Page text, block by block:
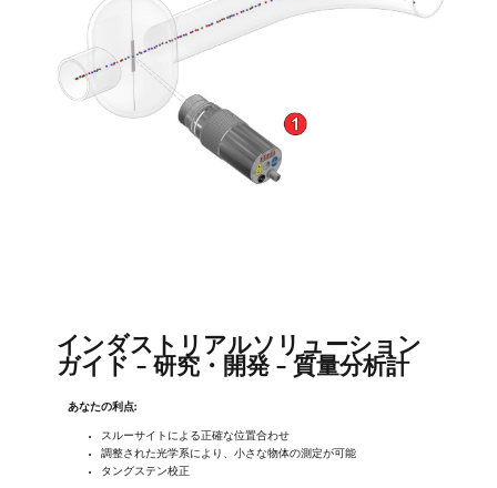
インダストリアルソリューション
ガイド - 研究・開発 - 質量分析計
あなたの利点:
スルーサイトによる正確な位置合わせ
調整された光学系により、小さな物体の測定が可能
タングステン校正